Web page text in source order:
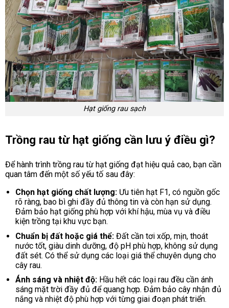
Hạt giống rau sạch
Trồng rau từ hạt giống cần lưu ý điều gì?
Để hành trình trồng rau từ hạt giống đạt hiệu quả cao, bạn cần
quan tâm đến một số yếu tố sau đây:
Chọn hạt giống chất lượng: Ưu tiên hạt F1, có nguồn gốc
rõ ràng, bao bì ghi đầy đủ thông tin và còn hạn sử dụng.
Đảm bảo hạt giống phù hợp với khí hậu, mùa vụ và điều
kiện trồng tại khu vực bạn.
Chuẩn bị đất hoặc giá thể: Đất cần tơi xốp, mịn, thoát
nước tốt, giàu dinh dưỡng, độ pH phù hợp, không sử dụng
đất sét. Có thể sử dụng các loại giá thể chuyên dụng cho
cây rau.
Ánh sáng và nhiệt độ: Hầu hết các loại rau đều cần ánh
sáng mặt trời đầy đủ để quang hợp. Đảm bảo cây nhận đủ
nắng và nhiệt độ phù hợp với từng giai đoạn phát triển.